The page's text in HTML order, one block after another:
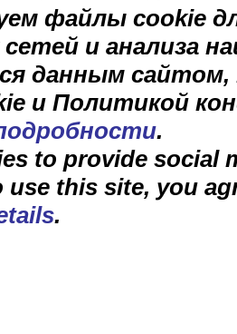
файлы cookie
и анализа
данным
и Политикой
.
to provide social
this site, you
.